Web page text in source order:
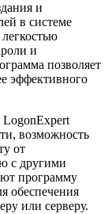
и
в системе
и
позволяет
эффективного
возможность
от
с другими
программу
обеспечения
или серверу.